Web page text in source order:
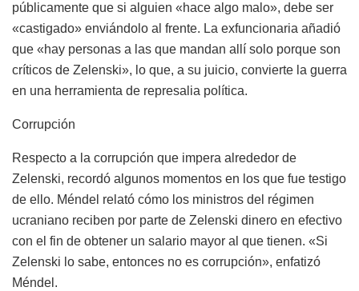
públicamente que si alguien «hace algo malo», debe ser
«castigado» enviándolo al frente. La exfuncionaria añadió
que «hay personas a las que mandan allí solo porque son
críticos de Zelenski», lo que, a su juicio, convierte la guerra
en una herramienta de represalia política.
Corrupción
Respecto a la corrupción que impera alrededor de
Zelenski, recordó algunos momentos en los que fue testigo
de ello. Méndel relató cómo los ministros del régimen
ucraniano reciben por parte de Zelenski dinero en efectivo
con el fin de obtener un salario mayor al que tienen. «Si
Zelenski lo sabe, entonces no es corrupción», enfatizó
Méndel.